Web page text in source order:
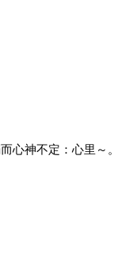
心神不定：心里～。